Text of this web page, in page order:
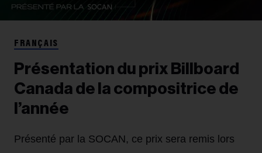
FRANÇAIS
Présentation du prix Billboard
Canada de la compositrice de
l’année
Présenté par la SOCAN, ce prix sera remis lors